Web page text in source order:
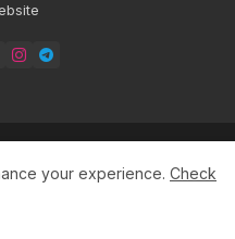
your experience. Check